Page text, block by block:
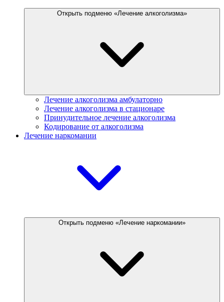
Открыть подменю «Лечение алкоголизма»
Лечение алкоголизма амбулаторно
Лечение алкоголизма в стационаре
Принудительное лечение алкоголизма
Кодирование от алкоголизма
Лечение наркомании
Открыть подменю «Лечение наркомании»